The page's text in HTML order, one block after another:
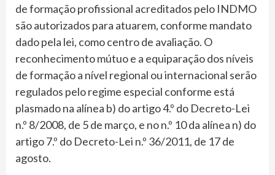
de formação profissional acreditados pelo INDMO
são autorizados para atuarem, conforme mandato
dado pela lei, como centro de avaliação. O
reconhecimento mútuo e a equiparação dos níveis
de formação a nível regional ou internacional serão
regulados pelo regime especial conforme está
plasmado na alínea b) do artigo 4.º do Decreto-Lei
n.º 8/2008, de 5 de março, e no n.º 10 da alínea n) do
artigo 7.º do Decreto-Lei n.º 36/2011, de 17 de
agosto.